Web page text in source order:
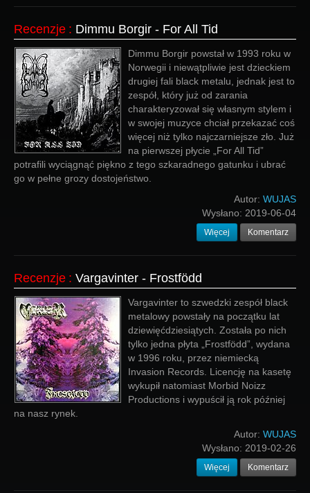
Recenzje : Dimmu Borgir - For All Tid
Dimmu Borgir powstał w 1993 roku w
Norwegii i niewątpliwie jest dzieckiem
drugiej fali black metalu, jednak jest to
zespół, który już od zarania
charakteryzował się własnym stylem i
w swojej muzyce chciał przekazać coś
więcej niż tylko najczarniejsze zło. Już
na pierwszej płycie „For All Tid”
potrafili wyciągnąć piękno z tego szkaradnego gatunku i ubrać
go w pełne grozy dostojeństwo.
Autor: WUJAS
Wysłano: 2019-06-04
Więcej Komentarz
Recenzje : Vargavinter - Frostfödd
Vargavinter to szwedzki zespół black
metalowy powstały na początku lat
dziewięćdziesiątych. Została po nich
tylko jedna płyta „Frostfödd”, wydana
w 1996 roku, przez niemiecką
Invasion Records. Licencję na kasetę
wykupił natomiast Morbid Noizz
Productions i wypuścił ją rok później
na nasz rynek.
Autor: WUJAS
Wysłano: 2019-02-26
Więcej Komentarz